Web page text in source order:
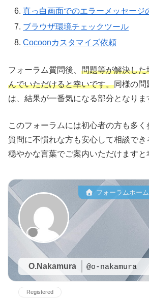
真っ白画面でのエラーメッセージ
ブラウザ環境チェックツール
Cocoonカスタマイズ依頼
フォーラム質問後、 問題等が解決し
んでいただけると幸いです。同様の問
は、結果が一番気になる部分となりま
このフォーラムには初心者の方も多く
質問に不慣れな方も安心して相談で
穏やかな言葉でご案内いただけますと
O.Nakamura @o-nakamura
フォーラムホーム
Registered